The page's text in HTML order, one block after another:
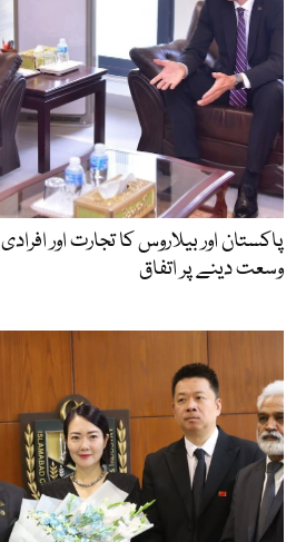
پاکستان اور بیلاروس کا تجارت اور
وسعت دینے پر اتفاق